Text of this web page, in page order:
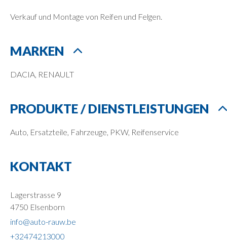
Verkauf und Montage von Reifen und Felgen.
MARKEN
DACIA, RENAULT
PRODUKTE / DIENSTLEISTUNGEN
Auto, Ersatzteile, Fahrzeuge, PKW, Reifenservice
KONTAKT
Lagerstrasse 9
4750 Elsenborn
info@auto-rauw.be
+32474213000